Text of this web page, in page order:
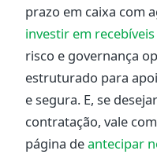
prazo em caixa com
investir em recebíveis
risco e governança
estruturado para
e segura. E, se
contratação, vale
página deantecipar